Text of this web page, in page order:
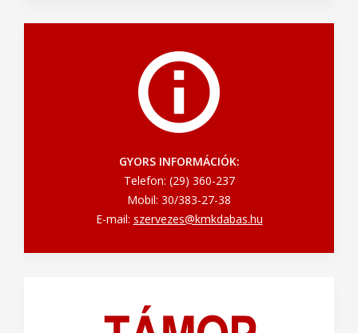
GYORS INFORMÁCIÓK:
Telefon: (29) 360-237
Mobil: 30/383-27-38
E-mail: szervezes@kmkdabas.hu